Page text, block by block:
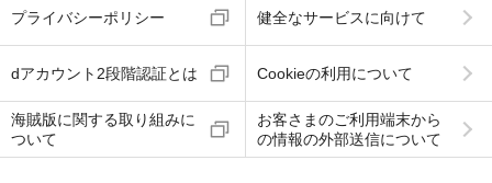
プライバシーポリシー 健全なサービスに向けて
dアカウント2段階認証とは Cookieの利用について
海賊版に関する取り組みに
ついて
お客さまのご利用端末から
の情報の外部送信について